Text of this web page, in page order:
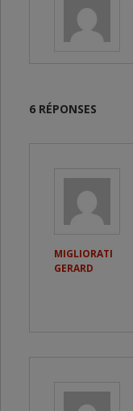
6 RÉPONSES
MIGLIORATI
GERARD